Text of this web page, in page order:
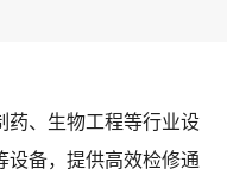
药、生物工程等行业设
设备，提供高效检修通